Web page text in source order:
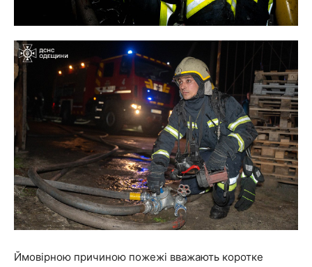
Ймовірною причиною пожежі вважають коротке